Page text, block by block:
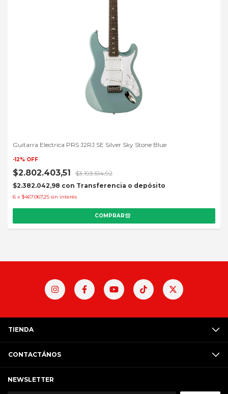
Guitarra Electrica PRS J2RJ SE Silver Sky Stone Blue
-12% OFF
$2.802.403,51
$3.193.514,92
$2.382.042,98 con Transferencia o depósito
6 x $467.067,25 sin interés
TIENDA
CONTACTÁNOS
NEWSLETTER